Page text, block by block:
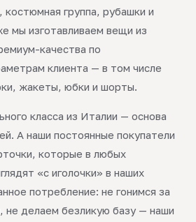
группа, рубашки и
мы изготавливаем вещи из
качества по
клиента — в том числе
жакеты, юбки и шорты.
класса из Италии — основа
А наши постоянные покупатели
которые в любых
«с иголочки» в наших
потребление: не гонимся за
делаем безликую базу — наши